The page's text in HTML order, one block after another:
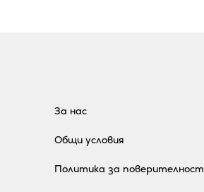
За нас
Общи условия
Политика за поверителност